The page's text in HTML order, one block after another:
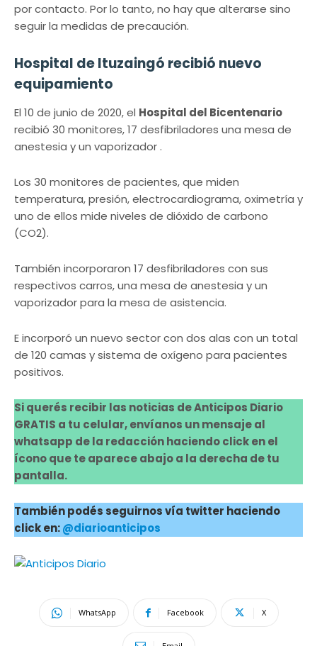
por contacto. Por lo tanto, no hay que alterarse sino
seguir la medidas de precaución.
Hospital de Ituzaingó recibió nuevo
equipamiento
El 10 de junio de 2020, el Hospital del Bicentenario
recibió 30 monitores, 17 desfibriladores una mesa de
anestesia y un vaporizador .
Los 30 monitores de pacientes, que miden
temperatura, presión, electrocardiograma, oximetría y
uno de ellos mide niveles de dióxido de carbono
(CO2).
También incorporaron 17 desfibriladores con sus
respectivos carros, una mesa de anestesia y un
vaporizador para la mesa de asistencia.
E incorporó un nuevo sector con dos alas con un total
de 120 camas y sistema de oxígeno para pacientes
positivos.
Si querés recibir las noticias de Anticipos Diario
GRATIS a tu celular, envíanos un mensaje al
whatsapp de la redacción haciendo click en el
ícono que te aparece abajo a la derecha de tu
pantalla.
También podés seguirnos vía twitter haciendo
click en:@diarioanticipos
WhatsApp Facebook X